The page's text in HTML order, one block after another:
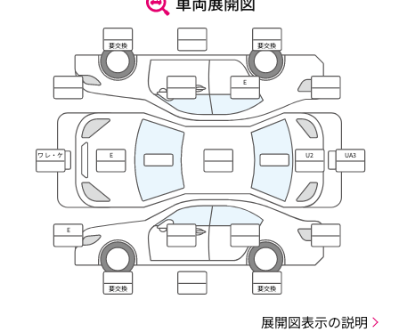
要交換 要交換
E
ワレ・ケ
ズレ
E U2 UA3
E
要交換 要交換
展開図表示の説明